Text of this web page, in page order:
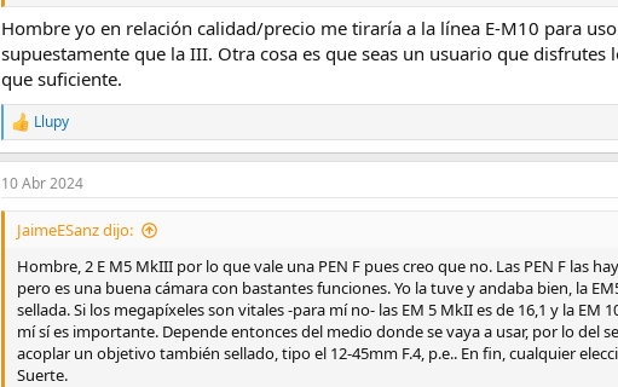
Hombre yo en relación calidad/precio me tiraría a la línea E-M10 para
supuestamente que la III. Otra cosa es que seas un usuario que
que suficiente.
R
e
a
c
c
o
Llupy
10 Abr 2024
JaimeESanz dijo:
Hombre, 2 E M5 MkIII por lo que vale una PEN F pues creo que no. Las PEN F las
pero es una buena cámara con bastantes funciones. Yo la tuve y andaba bien, la
sellada. Si los megapíxeles son vitales -para mí no- las EM 5 MkII es de 16,1 y la
mí sí es importante. Depende entonces del medio donde se vaya a usar, por lo del
acoplar un objetivo también sellado, tipo el 12-45mm F.4, p.e.. En fin, cualquier
Suerte.